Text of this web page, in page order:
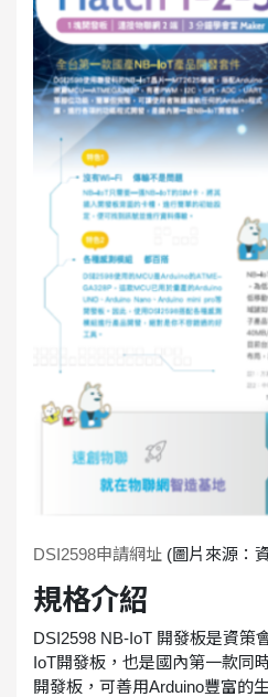
DSI2598申請網址 (圖片來源：
規格介紹
DSI2598 NB-IoT 開發板是資策
IoT開發板，也是國內第一款同
開發板，可善用Arduino豐富的